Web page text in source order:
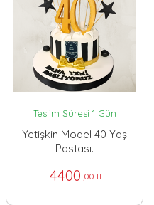
Teslim Süresi 1 Gün
Yetişkin Model 40 Yaş
Pastası.
4400 ,00 TL